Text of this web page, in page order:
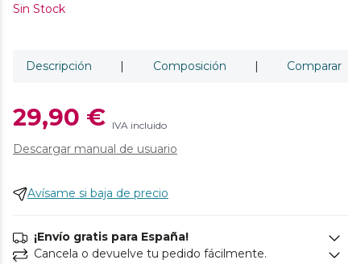
Sin Stock
Descripción | Composición | Comparar
29,90 € IVA incluido
Descargar manual de usuario
Avísame si baja de precio
¡Envío gratis para España!
Cancela o devuelve tu pedido fácilmente.